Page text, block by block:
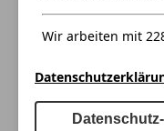
Wir arbeiten mit
Datenschutz-